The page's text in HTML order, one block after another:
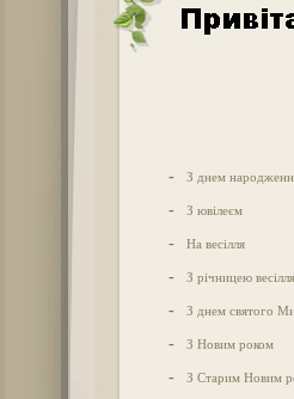
- З днем
- З ювілеєм
- На весілля
- З річницею весілля
- З днем святого
- З Новим роком
- З Старим Новим